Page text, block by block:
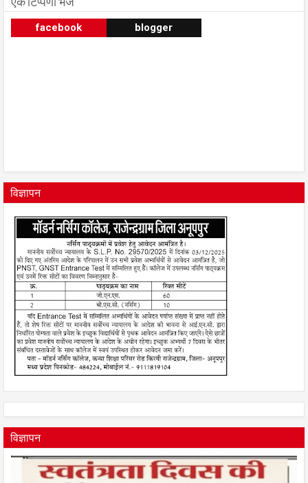
facebook blogger
विज्ञापन
विज्ञापन